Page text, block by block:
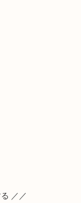
／／